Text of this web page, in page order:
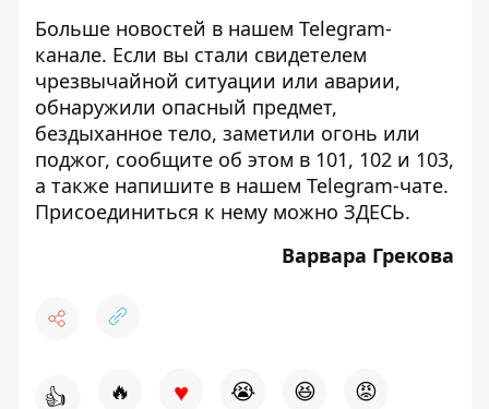
Больше новостей в нашем Telegram-
канале. Если вы стали свидетелем
чрезвычайной ситуации или аварии,
обнаружили опасный предмет,
бездыханное тело, заметили огонь или
поджог, сообщите об этом в 101, 102 и 103,
а также напишите в нашем Telegram-чате.
Присоединиться к нему можно ЗДЕСЬ.
Варвара Грекова
👍 🔥 ♥ 😭 😆 😡